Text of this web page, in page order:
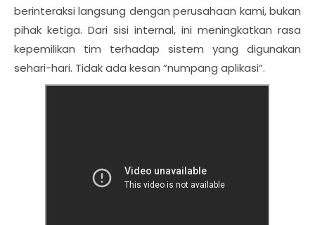
berinteraksi langsung dengan perusahaan kami, bukan
pihak ketiga. Dari sisi internal, ini meningkatkan rasa
kepemilikan tim terhadap sistem yang digunakan
sehari-hari. Tidak ada kesan “numpang aplikasi”.